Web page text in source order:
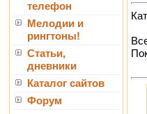
телефон
Мелодии и
рингтоны!
Статьи,
дневники
Каталог сайтов
Форум